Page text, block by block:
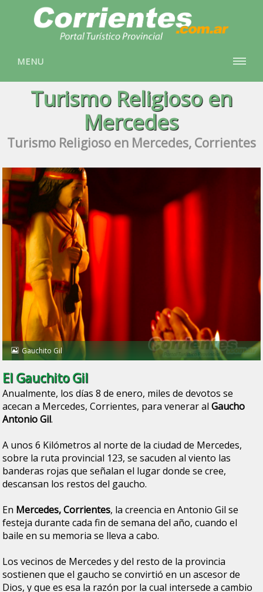
MENU
Turismo Religioso en
Mercedes
Turismo Religioso en Mercedes, Corrientes
Gauchito Gil
El Gauchito Gil
Anualmente, los días 8 de enero, miles de devotos se
acecan a Mercedes, Corrientes, para venerar alGaucho
Antonio Gil.
A unos 6 Kilómetros al norte de la ciudad de Mercedes,
sobre la ruta provincial 123, se sacuden al viento las
banderas rojas que señalan el lugar donde se cree,
descansan los restos del gaucho.
En Mercedes, Corrientes, la creencia en Antonio Gil se
festeja durante cada fin de semana del año, cuando el
baile en su memoria se lleva a cabo.
Los vecinos de Mercedes y del resto de la provincia
sostienen que el gaucho se convirtió en un ascesor de
Dios, y que es esa la razón por la cual intersede a cambio